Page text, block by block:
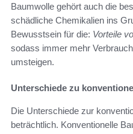
Baumwolle gehört auch die
schädliche Chemikalien ins
Bewusstsein für die: Vorteile
sodass immer mehr
umsteigen.
Unterschiede zu
Die Unterschiede zur
beträchtlich. Konventionelle